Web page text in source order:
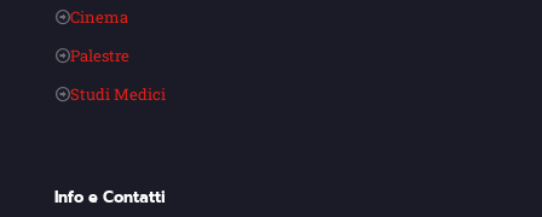
Cinema
Palestre
Studi Medici
Info e Contatti